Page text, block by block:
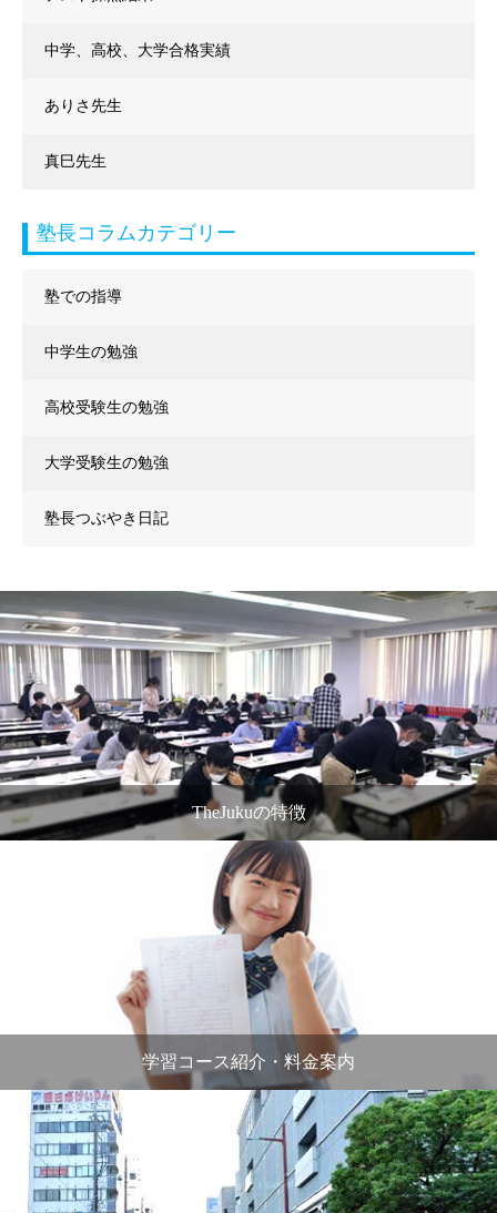
中学、高校、大学合格実績
ありさ先生
真巳先生
塾長コラムカテゴリー
塾での指導
中学生の勉強
高校受験生の勉強
大学受験生の勉強
塾長つぶやき日記
TheJukuの特徴
学習コース紹介・料金案内